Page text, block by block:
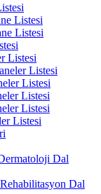
Listesi
Listesi
Listesi
Listesi
Listesi
Listesi
Listesi
Listesi
Dal
Dal